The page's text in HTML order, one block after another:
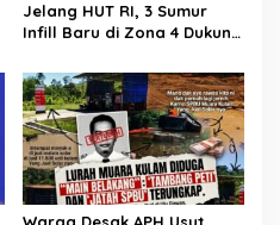
Jelang HUT RI, 3 Sumur
Infill Baru di Zona 4 Dukung